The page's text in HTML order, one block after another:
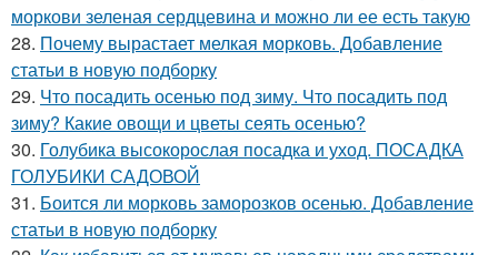
моркови зеленая сердцевина и можно ли ее есть такую
28. Почему вырастает мелкая морковь. Добавление
статьи в новую подборку
29. Что посадить осенью под зиму. Что посадить под
зиму? Какие овощи и цветы сеять осенью?
30. Голубика высокорослая посадка и уход. ПОСАДКА
ГОЛУБИКИ САДОВОЙ
31. Боится ли морковь заморозков осенью. Добавление
статьи в новую подборку